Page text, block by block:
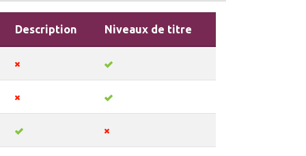
Description Niveaux de titre